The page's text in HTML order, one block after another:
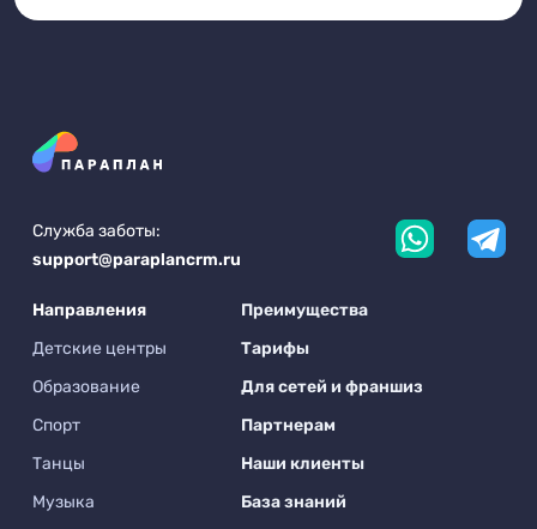
Служба заботы:
support@paraplancrm.ru
Направления
Детские центры
Образование
Спорт
Танцы
Музыка
Преимущества
Тарифы
Для сетей и франшиз
Партнерам
Наши клиенты
База знаний